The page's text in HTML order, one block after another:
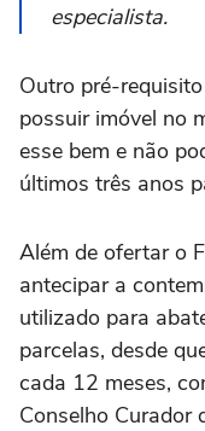
especialista.
Outro pré-
possuir imóvel no
esse bem e não
últimos três anos
Além de ofertar o
antecipar a
utilizado para
parcelas, desde
cada 12 meses,
Conselho Curador